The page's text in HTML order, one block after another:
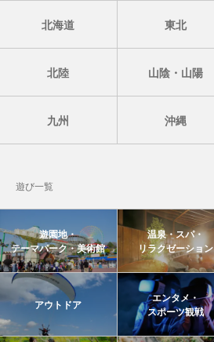
北海道 東北
北陸 山陰・山陽
九州 沖縄
遊び一覧
遊園地・
テーマパーク・美術館
温泉・スパ・
リラクゼーション
アウトドア
エンタメ・
スポーツ観戦